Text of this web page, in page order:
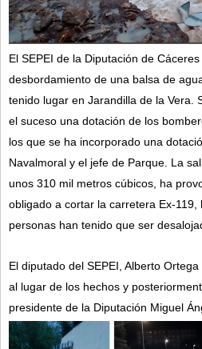
El SEPEI de la Diputación de
desbordamiento de una balsa de
tenido lugar en Jarandilla de la Vera.
el suceso una dotación de los
los que se ha incorporado una
Navalmoral y el jefe de Parque. La
unos 310 mil metros cúbicos, ha
obligado a cortar la carretera Ex-
personas han tenido que ser
El diputado del SEPEI, Alberto
al lugar de los hechos y
presidente de la Diputación Miguel